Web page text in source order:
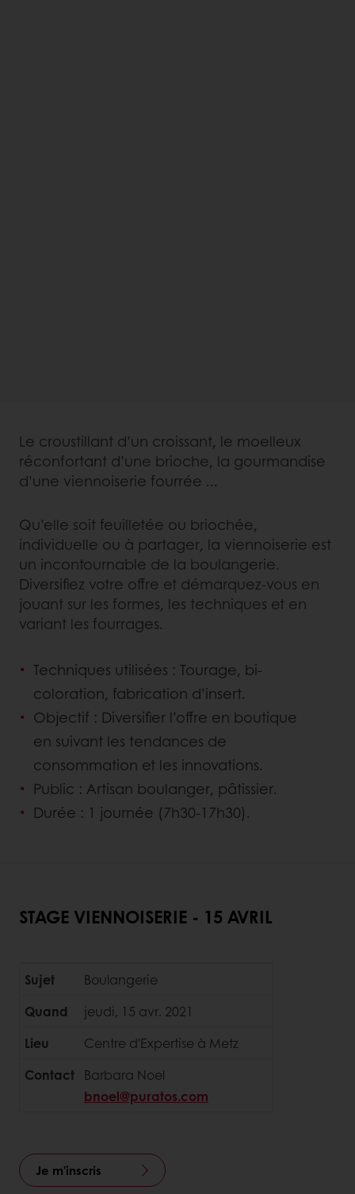
Le croustillant d’un croissant, le moelleux
réconfortant d’une brioche, la gourmandise
d’une viennoiserie fourrée ...
Qu’elle soit feuilletée ou briochée,
individuelle ou à partager, la viennoiserie est
un incontournable de la boulangerie.
Diversifiez votre offre et démarquez-vous en
jouant sur les formes, les techniques et en
variant les fourrages.
Techniques utilisées : Tourage, bi-
coloration, fabrication d’insert.
Objectif : Diversifier l’offre en boutique
en suivant les tendances de
consommation et les innovations.
Public : Artisan boulanger, pâtissier.
Durée : 1 journée (7h30-17h30).
STAGE VIENNOISERIE - 15 AVRIL
Sujet
Boulangerie
Quand
jeudi, 15 avr. 2021
Lieu
Centre d'Expertise à Metz
Contact Barbara Noel
bnoel@puratos.com
Je m'inscris